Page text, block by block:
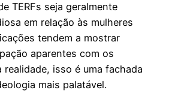
TERFs seja geralmente
em relação às mulheres
tendem a mostrar
aparentes com os
realidade, isso é uma fachada
mais palatável.